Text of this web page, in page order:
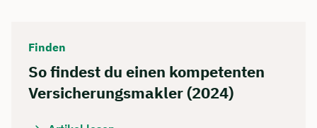
Finden
So findest du einen kompetenten
Versicherungsmakler (2024)